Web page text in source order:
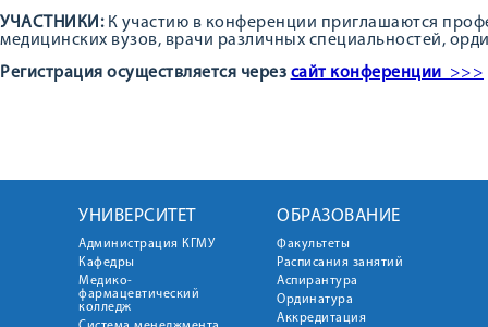
УЧАСТНИКИ: К участию в конференции приглашаются
медицинских вузов, врачи различных специальностей,
Регистрация осуществляется через сайт конференции >>>
УНИВЕРСИТЕТ
Администрация КГМУ
Кафедры
Медико-
фармацевтический
колледж
ОБРАЗОВАНИЕ
Факультеты
Расписания занятий
Аспирантура
Ординатура
Аккредитация